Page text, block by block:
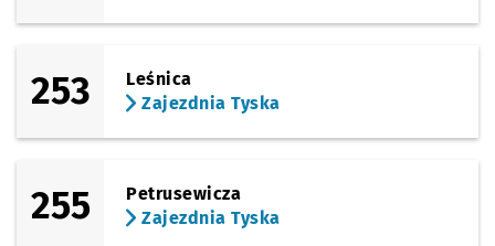
253
Leśnica
Zajezdnia Tyska
255
Petrusewicza
Zajezdnia Tyska